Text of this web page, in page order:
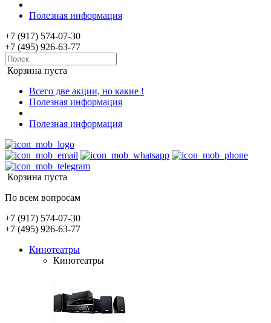
Полезная информация
+7 (917) 574-07-30
+7 (495) 926-63-77
Корзина пуста
Всего две акции, но какие !
Полезная информация
Полезная информация
Корзина пуста
По всем вопросам
+7 (917) 574-07-30
+7 (495) 926-63-77
Кинотеатры
Кинотеатры